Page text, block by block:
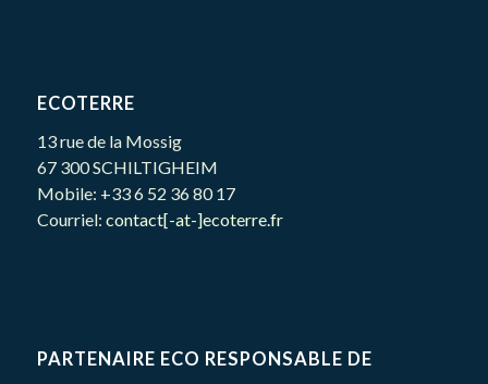
ECOTERRE
13 rue de la Mossig
67 300 SCHILTIGHEIM
Mobile: +33 6 52 36 80 17
Courriel: contact[-at-]ecoterre.fr
PARTENAIRE ECO RESPONSABLE DE